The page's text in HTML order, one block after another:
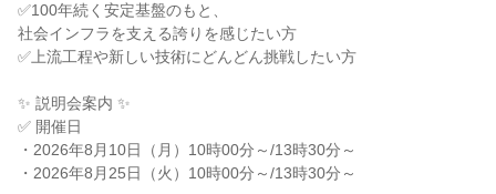
✅100年続く安定基盤のもと、
社会インフラを支える誇りを感じたい方
✅上流工程や新しい技術にどんどん挑戦したい方
✨ 説明会案内 ✨
✅ 開催日
・2026年8月10日（月）10時00分～/13時30分～
・2026年8月25日（火）10時00分～/13時30分～